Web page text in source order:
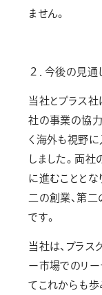
ません。
２．今後の見通
当社とプラス社
社の事業の協
く海外も視野に
しました。両社
に進むこととな
二の創業、第二
です。
当社は、プラス
ー市場でのリー
てこれからも歩